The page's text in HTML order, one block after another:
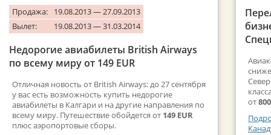
Продажа:
19.08.2013 — 27.09.2013
Вылет:
19.08.2013 — 31.03.2014
Недорогие авиабилеты British Airways
по всему миру от 149 EUR
Отличная новость от British Airways: до 27 сентября
у вас есть возможность купить недорогие
авиабилеты в Калгари и на другие направления по
всему миру. Путешествие обойдется от 149 EUR
плюс аэропортовые сборы.
от